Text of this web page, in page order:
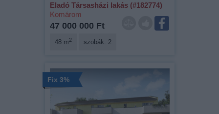
Eladó Társasházi lakás (#182774)
Komárom
47 000 000 Ft
48 m2 szobák: 2
Fix 3%